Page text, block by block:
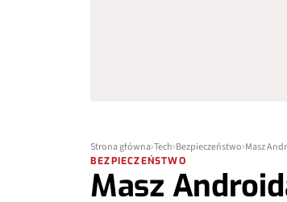
Strona główna Tech Bezpieczeństwo Masz
BEZPIECZEŃSTWO
Masz